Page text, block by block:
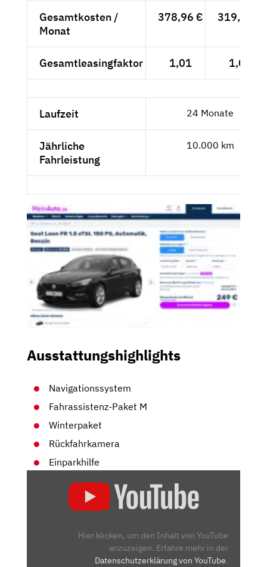
Gesamtkosten /
Monat
378,96 € 319,25 €
Gesamtleasingfaktor 1,01 1,02
Laufzeit 24 Monate
Jährliche
Fahrleistung
10.000 km
Ausstattungshighlights
Navigationssystem
Fahrassistenz-Paket M
Winterpaket
Rückfahrkamera
Einparkhilfe
Hier klicken, um den Inhalt von YouTube
anzuzeigen. Erfahre mehr in der
Datenschutzerklärung von YouTube.